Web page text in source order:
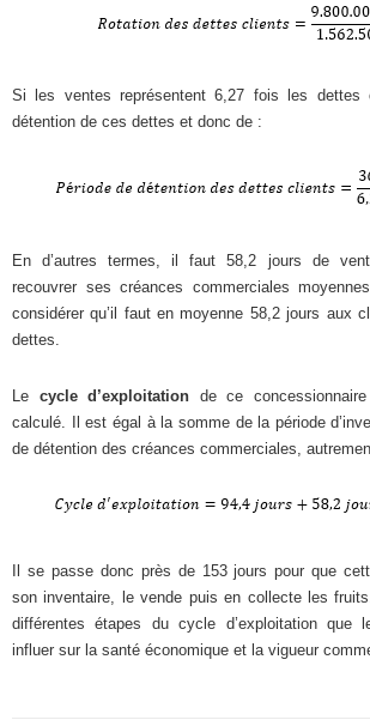
Si les ventes représentent 6,27 fois les dettes
détention de ces dettes et donc de :
En d’autres termes, il faut 58,2 jours de
recouvrer ses créances commerciales
considérer qu’il faut en moyenne 58,2 jours aux
dettes.
Le cycle d’exploitation de ce
calculé. Il est égal à la somme de la période
de détention des créances commerciales,
Il se passe donc près de 153 jours pour que
son inventaire, le vende puis en collecte les
différentes étapes du cycle d’exploitation que
influer sur la santé économique et la vigueur